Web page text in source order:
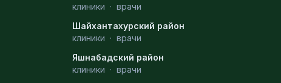
клиники · врачи
Шайхантахурский район
клиники · врачи
Яшнабадский район
клиники · врачи